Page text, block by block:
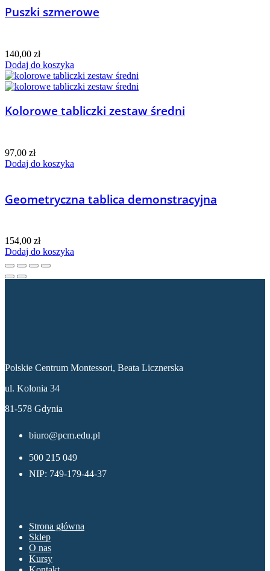
Puszki szmerowe
140,00 zł
Dodaj do koszyka
Kolorowe tabliczki zestaw średni
97,00 zł
Dodaj do koszyka
Geometryczna tablica demonstracyjna
154,00 zł
Dodaj do koszyka
Polskie Centrum Montessori, Beata Licznerska
ul. Kolonia 34
81-578 Gdynia
biuro@pcm.edu.pl
500 215 049
NIP: 749-179-44-37
Strona główna
Sklep
O nas
Kursy